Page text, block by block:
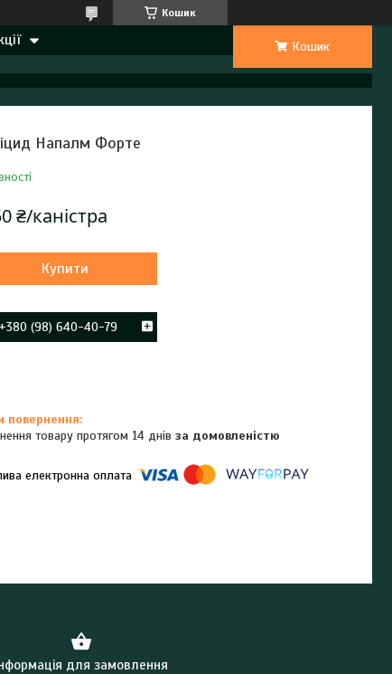
Кошик
Кошик
Напалм Форте
₴/каністра
Купити
+380 (98) 640-40-79
товару протягом 14 днівза домовленістю
для замовлення